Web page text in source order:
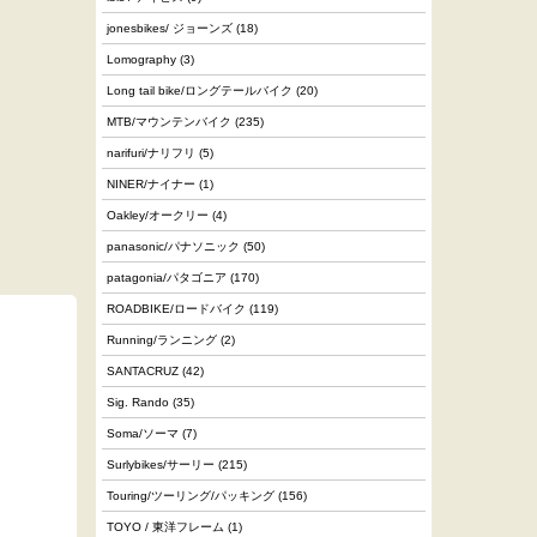
jonesbikes/ ジョーンズ (18)
Lomography (3)
Long tail bike/ロングテールバイク (20)
MTB/マウンテンバイク (235)
narifuri/ナリフリ (5)
NINER/ナイナー (1)
Oakley/オークリー (4)
panasonic/パナソニック (50)
patagonia/パタゴニア (170)
ROADBIKE/ロードバイク (119)
Running/ランニング (2)
SANTACRUZ (42)
Sig. Rando (35)
Soma/ソーマ (7)
Surlybikes/サーリー (215)
Touring/ツーリング/パッキング (156)
TOYO / 東洋フレーム (1)